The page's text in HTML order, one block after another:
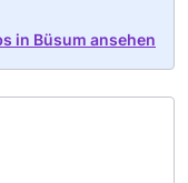
in Büsum ansehen